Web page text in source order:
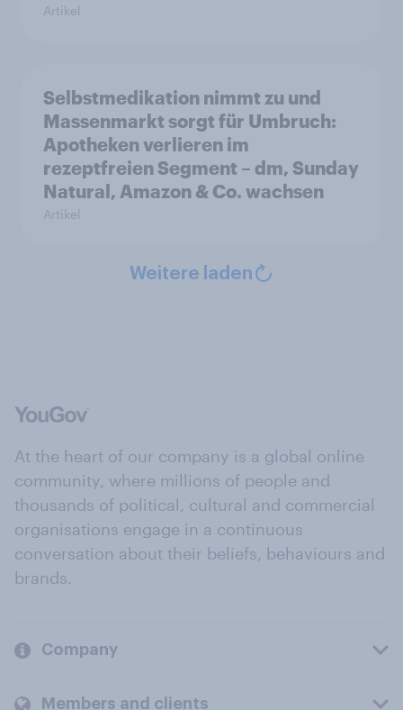
Artikel
Selbstmedikation nimmt zu und
Massenmarkt sorgt für Umbruch:
Apotheken verlieren im
rezeptfreien Segment – dm, Sunday
Natural, Amazon & Co. wachsen
Artikel
Weitere laden
At the heart of our company is a global online
community, where millions of people and
thousands of political, cultural and commercial
organisations engage in a continuous
conversation about their beliefs, behaviours and
brands.
Company
Members and clients